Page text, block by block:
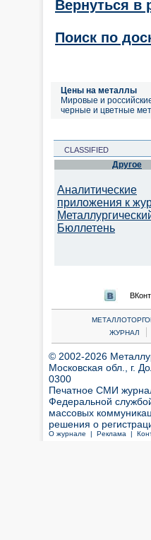
Вернуться в
Поиск по
Цены на металлы
Мировые и
черные и цветные
CLASSIFIED
Другое
Аналитические
приложения к
Бюллетень
ЖУРНАЛ
|
© 2002-2026
Московская обл., г.
0300
Печатное СМИ
Федеральной
массовых
решения о
О журнале | Реклама |